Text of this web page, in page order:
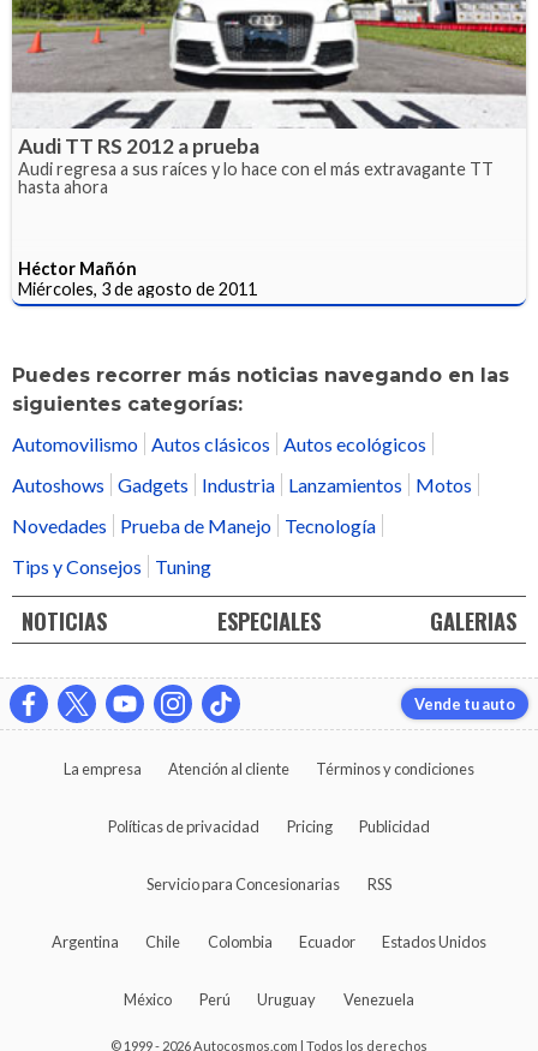
Audi TT RS 2012 a prueba
Audi regresa a sus raíces y lo hace con el más extravagante TT
hasta ahora
Héctor Mañón
Miércoles, 3 de agosto de 2011
Puedes recorrer más noticias navegando en las
siguientes categorías:
Automovilismo Autos clásicos
Autos ecológicos
Autoshows
Gadgets Industria Lanzamientos
Motos
Novedades
Prueba de Manejo
Tecnología
Tips y Consejos
Tuning
NOTICIAS ESPECIALES GALERIAS
Vende tu auto
La empresa Atención al cliente Términos y condiciones
Políticas de privacidad Pricing Publicidad
Servicio para Concesionarias RSS
Argentina Chile Colombia Ecuador Estados Unidos
México Perú Uruguay Venezuela
© 1999 - 2026 Autocosmos.com | Todos los derechos